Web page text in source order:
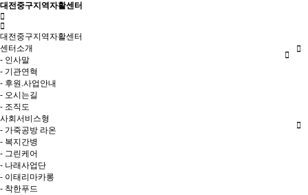
대전중구지역자활센터
대전중구지역자활센터
센터소개
- 인사말
- 기관연혁
- 후원.사업안내
- 오시는길
- 조직도
사회서비스형
- 가죽공방 라온
- 복지간병
- 그린케어
- 나래사업단
- 이태리마카롱
- 착한푸드